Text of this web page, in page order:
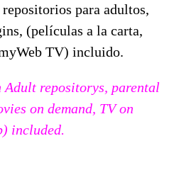
para adultos,
(películas a la carta,
TV) incluido.
repositorys, parental
on demand, TV on
included.